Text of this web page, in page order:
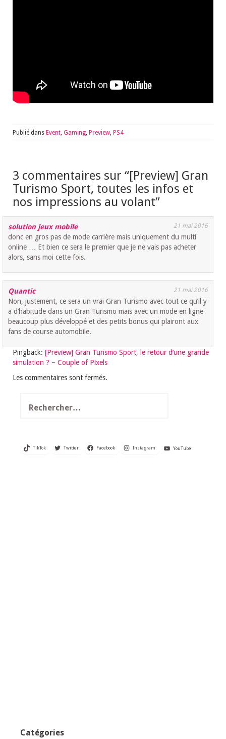
Publié dans Event, Gaming, Preview, PS4
3 commentaires sur “[Preview] Gran
Turismo Sport, toutes les infos et
nos impressions au volant”
solution jeux mobile 21 mai 2016
donc en gros pas de mode carrière mais uniquement du multi
online … Et bien ce sera le premier que je ne vais pas acheter
alors, sans moi cette fois.
Quantic 21 mai 2016
Non, justement, ce sera un vrai Gran Turismo avec tout ce qu’il y
a d’habitude dans un Gran Turismo mais avec un mode en ligne
beaucoup plus développé et des petits bonus qui plairont aux
fans de course automobile.
Pingback: [Preview] Gran Turismo Sport, le retour d’une grande
simulation ? – Couple of Pixels
Les commentaires sont fermés.
TikTok Twitter Facebook Instagram YouTube
Catégories